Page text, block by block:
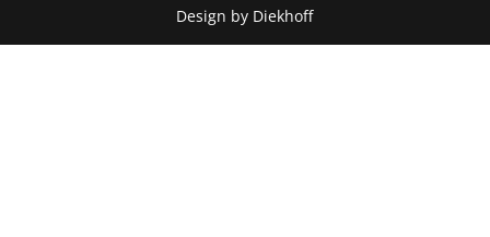
Design by Diekhoff